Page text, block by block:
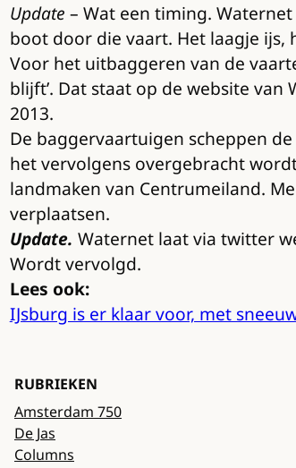
Update – Wat een timing.
boot door die vaart. Het laagje ijs,
Voor het uitbaggeren van de
blijft’. Dat staat op de website
2013.
De baggervaartuigen scheppen
het vervolgens overgebracht
landmaken van Centrumeiland.
verplaatsen.
Update. Waternet laat via twitter
Wordt vervolgd.
Lees ook:
IJsburg is er klaar voor, met
RUBRIEKEN
Amsterdam 750
De Jas
Columns